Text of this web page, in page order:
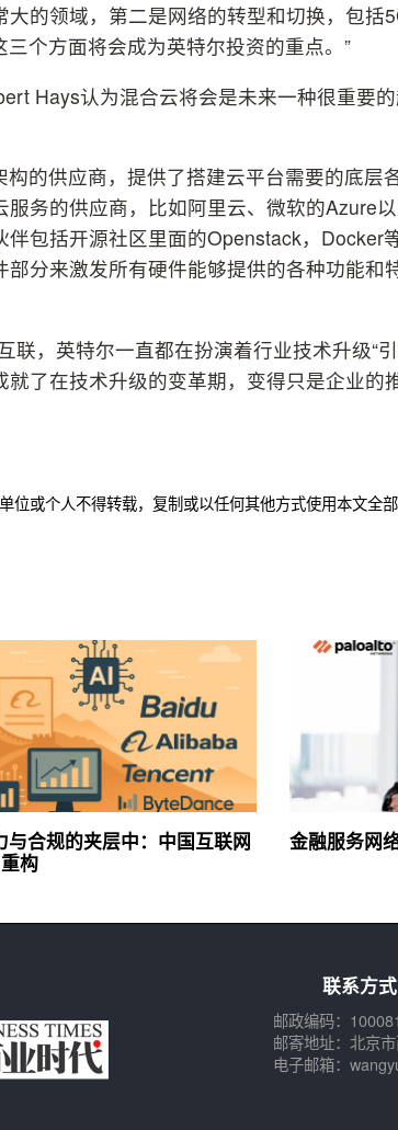
的领域，第二是网络的转型和切换，包括
个方面将会成为英特尔投资的重点。”
Hays认为混合云将会是未来一种很重要
的供应商，提供了搭建云平台需要的底层
务的供应商，比如阿里云、微软的Azure
包括开源社区里面的Openstack，Docker
分来激发所有硬件能够提供的各种功能和
，英特尔一直都在扮演着行业技术升级“引
了在技术升级的变革期，变得只是企业的
位或个人不得转载，复制或以任何其他方式使用本文全
与合规的夹层中：中国互联网
构
金融服务网
联系方式
邮政编码：100081
邮寄地址：北京
电子邮箱：